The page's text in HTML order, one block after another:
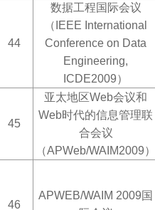
44
数据工程国际会议
（IEEE International
Conference on Data
Engineering,
ICDE2009）
45
亚太地区Web会议和
Web时代的信息管理联
合会议
（APWeb/WAIM2009）
46
APWEB/WAIM 2009国